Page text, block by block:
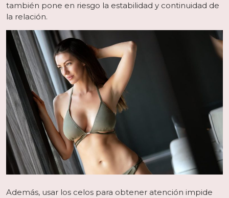
también pone en riesgo la estabilidad y continuidad de
la relación.
Además, usar los celos para obtener atención impide